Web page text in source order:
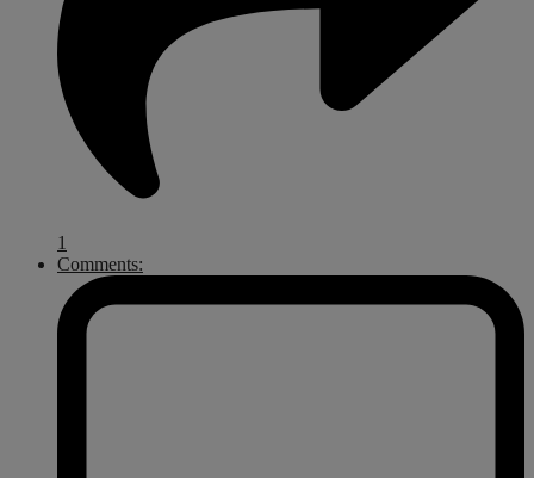
1
Comments: